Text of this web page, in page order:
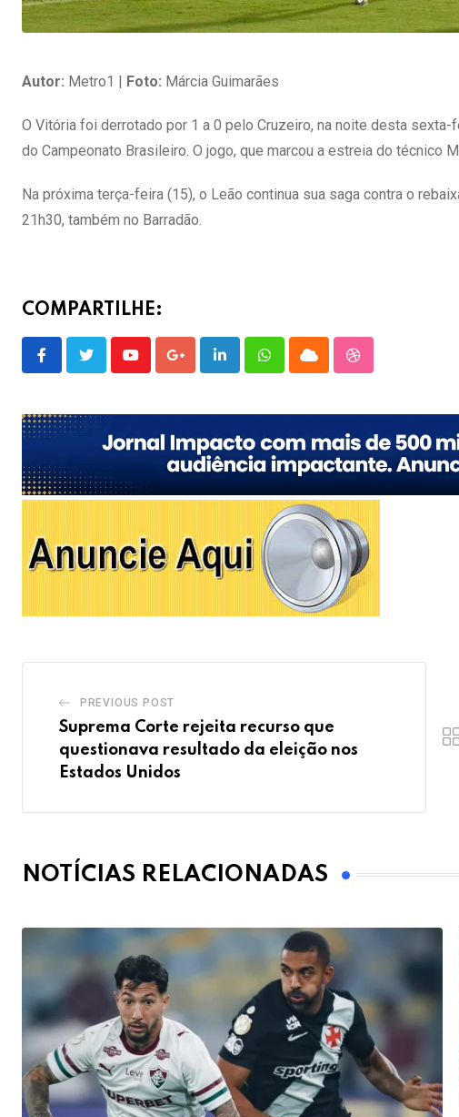
Autor: Metro1 | Foto: Márcia Guimarães
O Vitória foi derrotado por 1 a 0 pelo Cruzeiro, na noite desta
do Campeonato Brasileiro. O jogo, que marcou a estreia do técnico
Na próxima terça-feira (15), o Leão continua sua saga contra o
21h30, também no Barradão.
COMPARTILHE:
YoutubeGoogle+LinkedInWhatsappCloud StumbleUpon
PREVIOUS POST
Suprema Corte rejeita recurso que
questionava resultado da eleição nos
Estados Unidos
NOTÍCIAS RELACIONADAS